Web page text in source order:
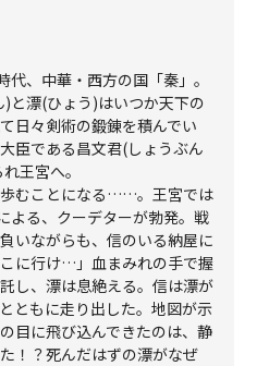
、中華・西方の国「秦」。
と漂(ひょう)はいつか天下の
日々剣術の鍛錬を積んでい
臣である昌文君(しょうぶん
王宮へ。
むことになる……。王宮では
よる、クーデターが勃発。戦
いながらも、信のいる納屋に
に行け…」血まみれの手で握
し、漂は息絶える。信は漂が
ともに走り出した。地図が示
目に飛び込んできたのは、静
！？死んだはずの漂がなぜ